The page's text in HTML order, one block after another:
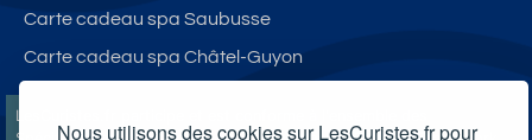
Nous utilisons des cookies sur LesCuristes.fr pour
Carte cadeau spa Saubusse
Carte cadeau spa Châtel-Guyon
LesCuristes.fr participe et est conforme à l'ensemble des